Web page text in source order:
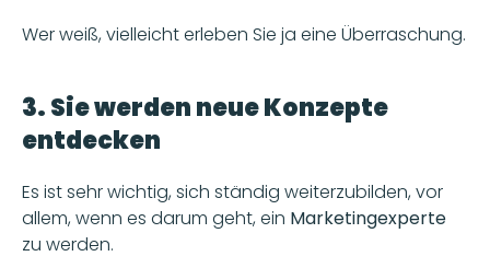
Wer weiß, vielleicht erleben Sie ja eine Überraschung.
3. Sie werden neue Konzepte
entdecken
Es ist sehr wichtig, sich ständig weiterzubilden, vor
allem, wenn es darum geht, ein
zu werden.